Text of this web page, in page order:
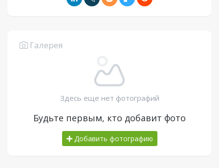
Галерея
Здесь еще нет фотографий
Будьте первым, кто добавит фото
Добавить фотографию